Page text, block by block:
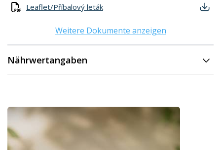
Leaflet/Příbalový leták
Weitere Dokumente anzeigen
Nährwertangaben